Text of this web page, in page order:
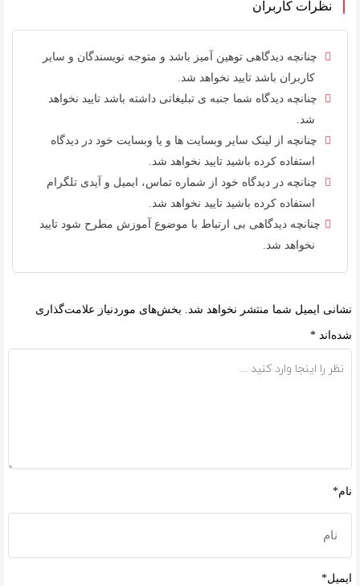
نظرات کاربران
چنانچه دیدگاهی توهین آمیز باشد و متوجه نویسندگان و سایر
کاربران باشد تایید نخواهد شد.
چنانچه دیدگاه شما جنبه ی تبلیغاتی داشته باشد تایید نخواهد
شد.
چنانچه از لینک سایر وبسایت ها و یا وبسایت خود در دیدگاه
استفاده کرده باشید تایید نخواهد شد.
چنانچه در دیدگاه خود از شماره تماس، ایمیل و آیدی تلگرام
استفاده کرده باشید تایید نخواهد شد.
چنانچه دیدگاهی بی ارتباط با موضوع آموزش مطرح شود تایید
نخواهد شد.
نشانی ایمیل شما منتشر نخواهد شد. بخش‌های موردنیاز علامت‌گذاری
شده‌اند *
نام*
ایمیل*